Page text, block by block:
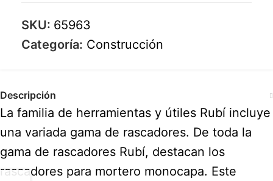
SKU: 65963
Categoría: Construcción
Descripción
La familia de herramientas y útiles Rubí incluye
una variada gama de rascadores. De toda la
gama de rascadores Rubí, destacan los
rascadores para mortero monocapa. Este